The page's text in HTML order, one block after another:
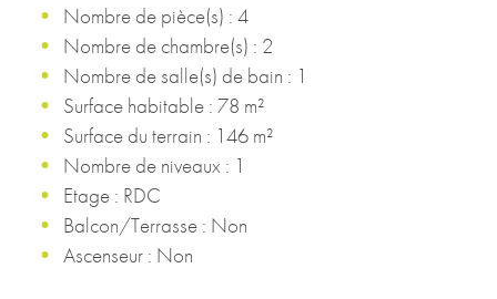
Nombre de pièce(s) : 4
Nombre de chambre(s) : 2
Nombre de salle(s) de bain : 1
Surface habitable : 78 m²
Surface du terrain : 146 m²
Nombre de niveaux : 1
Etage : RDC
Balcon/Terrasse : Non
Ascenseur : Non